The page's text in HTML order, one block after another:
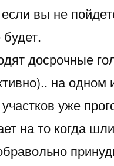
вы не
досрочные
на одном
уже
на то когда